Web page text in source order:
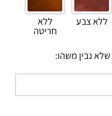
ללא צבע ללא
חריטה